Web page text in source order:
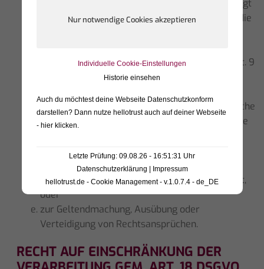
einer Aufgabe, die im öffentlichen Interesse liegt
oder in Ausübung öffentlicher Gewalt erfolgt, die
Bereich der öffentlichen Gesundheit gemäß Art. 9
Abs. 2 lit. h) und i) sowie Art. 9 Ab. 3 DSGVO;
Archivzwecke, wissenschaftliche oder historische
Forschungszwecke oder für statistische Zwecke
genannte Recht voraussichtlich die
Verwirklichung der Ziele dieser Verarbeitung
unmöglich macht oder ernsthaft beeinträchtigt,
oder
zur Geltendmachung, Ausübung oder
Verteidigung von Rechtsansprüchen.
RECHT AUF EINSCHRÄNKUNG DER
Individuelle Cookie-Einstellungen
Historie einsehen
Auch du möchtest deine Webseite Datenschutzkonform
darstellen? Dann nutze hellotrust auch auf deiner Webseite
- hier klicken.
Letzte Prüfung: 09.08.26 - 16:51:31 Uhr
Datenschutzerklärung
Impressum
hellotrust.de - Cookie Management - v.1.0.7.4 - de_DE